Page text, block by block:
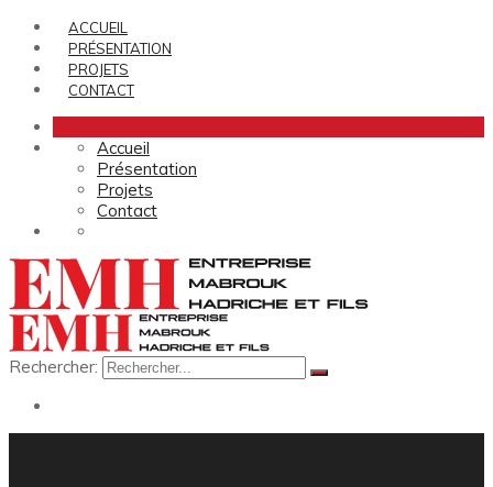
ACCUEIL
PRÉSENTATION
PROJETS
CONTACT
Accueil
Présentation
Projets
Contact
Rechercher: